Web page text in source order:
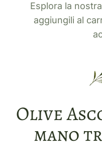
Esplora la
aggiungili al
Olive
mano